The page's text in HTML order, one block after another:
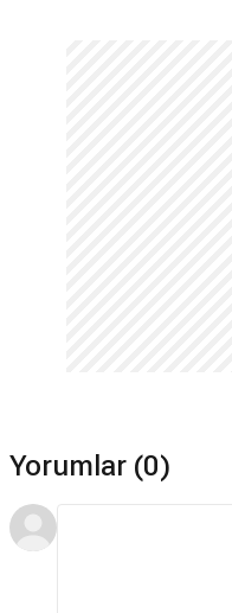
Yorumlar (0)